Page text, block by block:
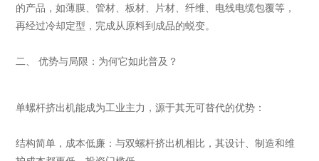
的产品，如薄膜、管材、板材、片材、纤维、电线电缆包覆等，
再经过冷却定型，完成从原料到成品的蜕变。
二、 优势与局限：为何它如此普及？
单螺杆挤出机能成为工业主力，源于其无可替代的优势：
结构简单，成本低廉：与双螺杆挤出机相比，其设计、制造和维